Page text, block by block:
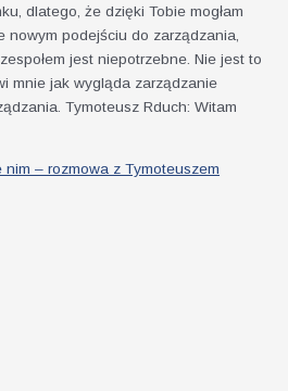
dlatego, że dzięki Tobie mogłam
nowym podejściu do zarządzania,
jest niepotrzebne. Nie jest to
mnie jak wygląda zarządzanie
Tymoteusz Rduch: Witam
nim – rozmowa z Tymoteuszem